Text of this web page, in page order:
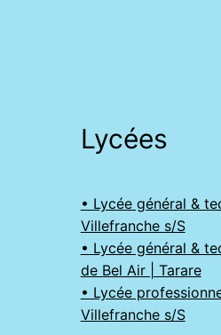
Lycées
• Lycée général &
Villefranche s/S
• Lycée général &
de Bel Air | Tarare
• Lycée
Villefranche s/S